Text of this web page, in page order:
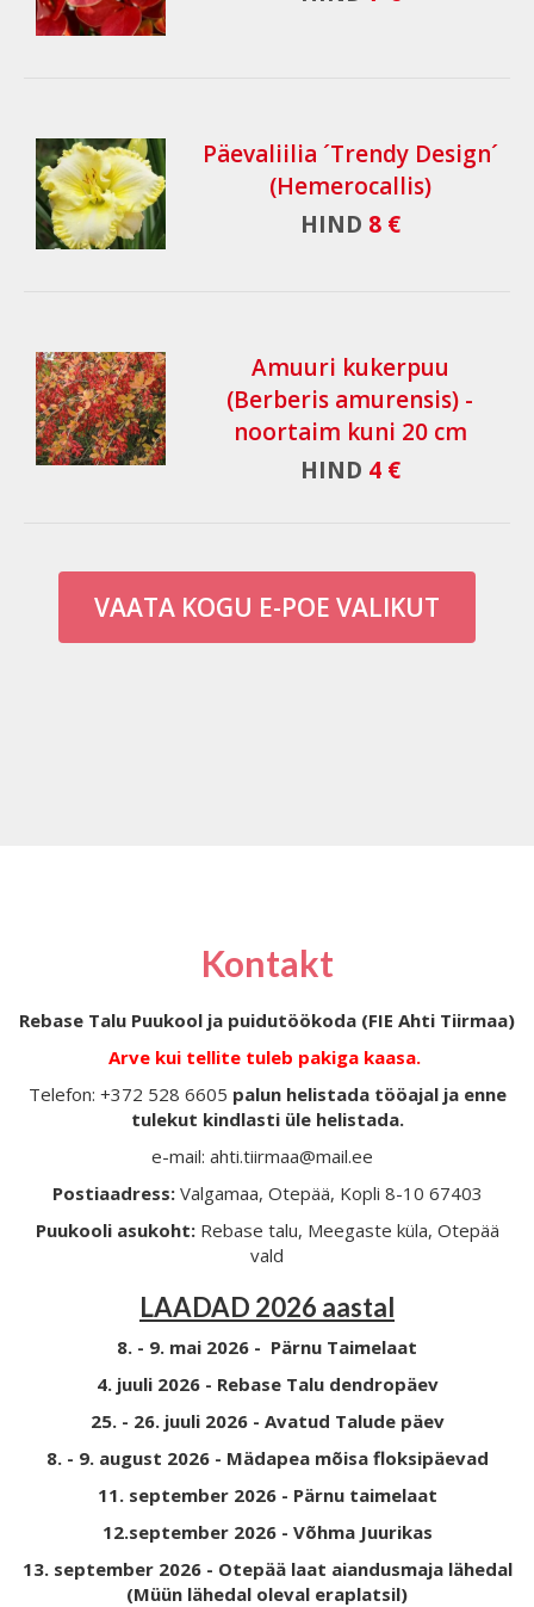
Päevaliilia ´Trendy Design´
(Hemerocallis)
HIND 8 €
Amuuri kukerpuu
(Berberis amurensis) -
noortaim kuni 20 cm
HIND 4 €
VAATA KOGU E-POE VALIKUT
Kontakt
Rebase Talu Puukool ja puidutöökoda (FIE Ahti Tiirmaa)
Arve kui tellite tuleb pakiga kaasa.
Telefon: +372 528 6605 palun helistada tööajal ja enne
tulekut kindlasti üle helistada.
e-mail: ahti.tiirmaa@mail.ee
Postiaadress: Valgamaa, Otepää, Kopli 8-10 67403
Puukooli asukoht: Rebase talu, Meegaste küla, Otepää
vald
LAADAD 2026 aastal
8. - 9. mai 2026 - Pärnu Taimelaat
4. juuli 2026 - Rebase Talu dendropäev
25. - 26. juuli 2026 - Avatud Talude päev
8. - 9. august 2026 - Mädapea mõisa floksipäevad
11. september 2026 - Pärnu taimelaat
12.september 2026 - Võhma Juurikas
13. september 2026 - Otepää laat aiandusmaja lähedal
(Müün lähedal oleval eraplatsil)